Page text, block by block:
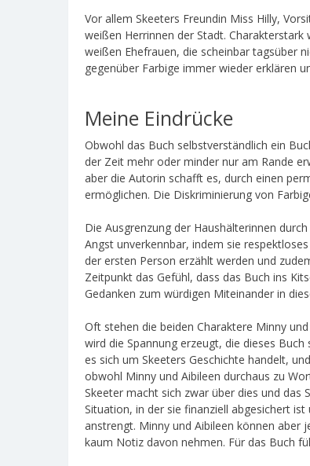
Vor allem Skeeters Freundin Miss Hilly,
weißen Herrinnen der Stadt.
weißen Ehefrauen, die scheinbar tagsüber
gegenüber Farbige immer wieder erklären
Meine Eindrücke
Obwohl das Buch selbstverständlich ein
der Zeit mehr oder minder nur am Rande
aber die Autorin schafft es, durch einen
ermöglichen. Die Diskriminierung von
Die Ausgrenzung der Haushälterinnen
Angst unverkennbar, indem sie
der ersten Person erzählt werden und
Zeitpunkt das Gefühl, dass das Buch ins
Gedanken zum würdigen Miteinander in
Oft stehen die beiden Charaktere Minny
wird die Spannung erzeugt, die dieses
es sich um Skeeters Geschichte handelt,
obwohl Minny und Aibileen durchaus zu
Skeeter macht sich zwar über dies und das
Situation, in der sie finanziell abgesichert
anstrengt. Minny und Aibileen können aber
kaum Notiz davon nehmen. Für das Buch